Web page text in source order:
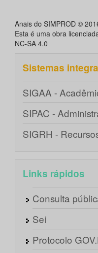
Anais do SIMPROD ©
Esta é uma obra
NC-SA 4.0
Sistemas
SIGAA -
SIPAC -
SIGRH -
Links rápidos
Consulta
Sei
Protocolo